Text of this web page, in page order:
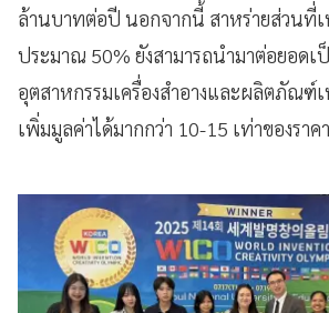
ล้านบาทต่อปี นอกจากนี้ สาหร่ายส่วนที่
ประมาณ 50% ยังสามารถนำมาต่อยอดเ
อุตสาหกรรมเครื่องสำอางและผลิตภัณฑ์
เพิ่มมูลค่าได้มากกว่า 10-15 เท่าของรา